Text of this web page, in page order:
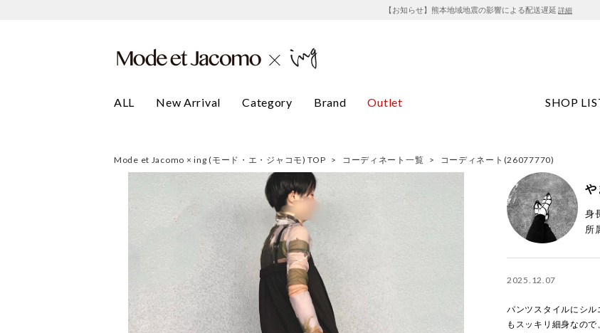
【お知らせ】熊本地域地震の影響による配送遅延 詳細
ALL New Arrival Category Brand Outlet SHOP
Mode et Jacomo × ing (モード・エ・ジャコモ) TOP > コーディネート一覧 > コーディネート(26077770)
や
身
所
2025.12.07
パンツスタイルにシ
もスッキリ細身なの